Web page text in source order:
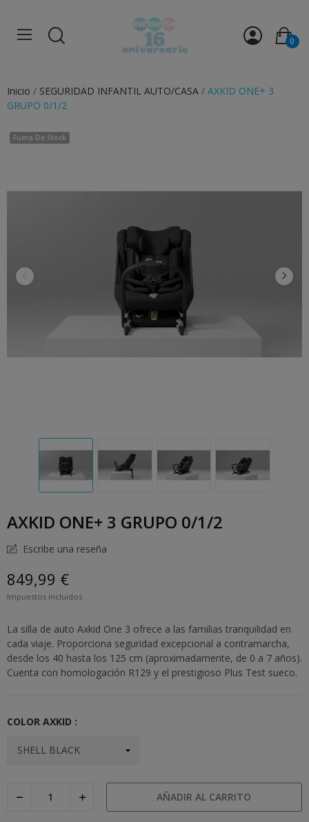
0
Inicio SEGURIDAD INFANTIL AUTO/CASA
AXKID ONE+ 3
GRUPO 0/1/2
Fuera De Stock
AXKID ONE+ 3 GRUPO 0/1/2
Escribe una reseña
849,99 €
Impuestos incluidos
La silla de auto Axkid One 3 ofrece a las familias tranquilidad en
cada viaje. Proporciona seguridad excepcional a contramarcha,
desde los 40 hasta los 125 cm (aproximadamente, de 0 a 7 años).
Cuenta con homologación R129 y el prestigioso Plus Test sueco.
COLOR AXKID :
AÑADIR AL CARRITO